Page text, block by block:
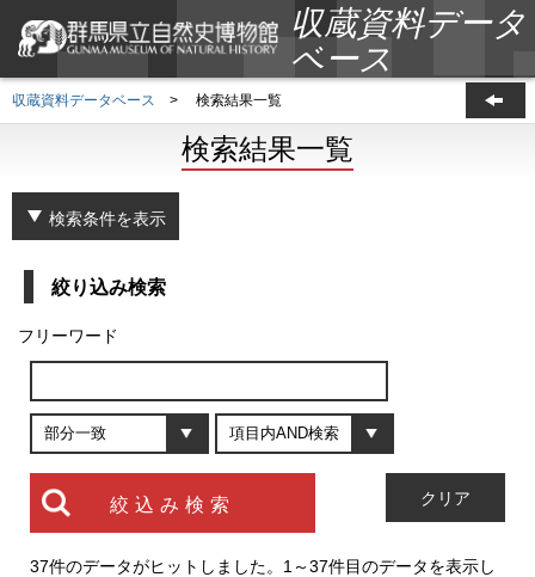
収蔵資料データ
ベース
収蔵資料データベース > 検索結果一覧
検索結果一覧
検索条件を表示
絞り込み検索
フリーワード
37件のデータがヒットしました。1～37件目のデータを表示し